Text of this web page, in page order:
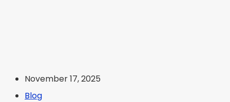
November 17, 2025
Blog